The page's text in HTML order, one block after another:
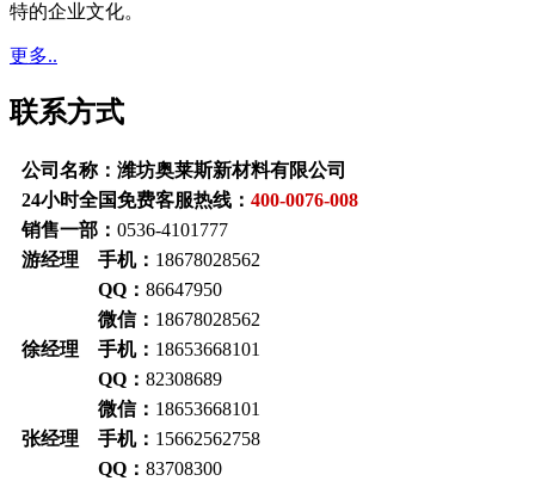
特的企业文化。
更多..
联系方式
公司名称：潍坊奥莱斯新材料有限公司
24小时全国免费客服热线： 400-0076-008
销售一部： 0536-4101777
游经理 手机： 18678028562
QQ： 86647950
微信： 18678028562
徐经理 手机： 18653668101
QQ： 82308689
微信： 18653668101
张经理 手机： 15662562758
QQ： 83708300